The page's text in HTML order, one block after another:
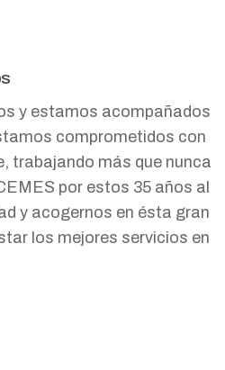
y estamos acompañados
comprometidos con
trabajando más que nunca
por estos 35 años al
y acogernos en ésta gran
los mejores servicios en